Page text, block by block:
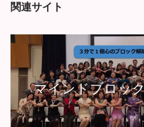
関連サイト
マインドブロッ